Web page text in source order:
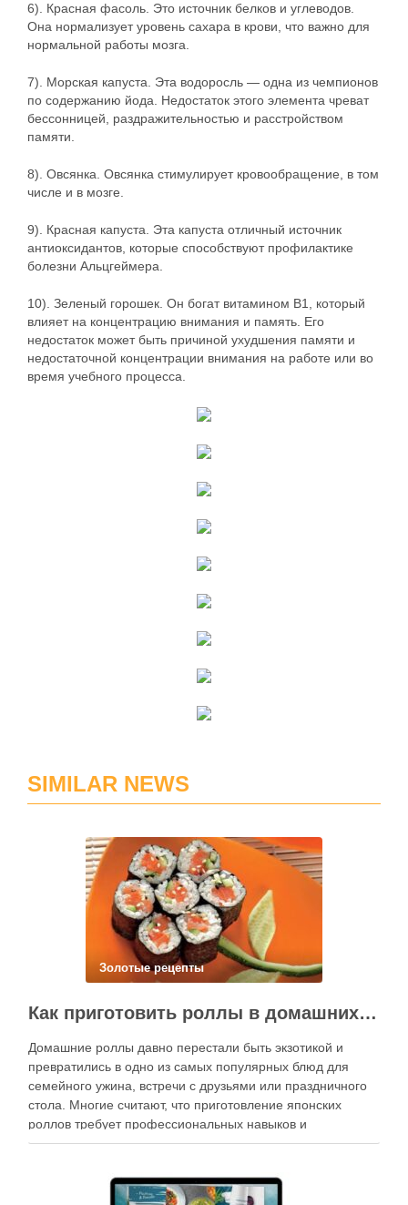
6). Красная фасоль. Это источник белков и углеводов.
Она нормализует уровень сахара в крови, что важно для
нормальной работы мозга.
7). Морская капуста. Эта водоросль — одна из чемпионов
по содержанию йода. Недостаток этого элемента чреват
бессонницей, раздражительностью и расстройством
памяти.
8). Овсянка. Овсянка стимулирует кровообращение, в том
числе и в мозге.
9). Красная капуста. Эта капуста отличный источник
антиоксидантов, которые способствуют профилактике
болезни Альцгеймера.
10). Зеленый горошек. Он богат витамином B1, который
влияет на концентрацию внимания и память. Его
недостаток может быть причиной ухудшения памяти и
недостаточной концентрации внимания на работе или во
время учебного процесса.
SIMILAR NEWS
Золотые рецепты
Как приготовить роллы в домашних условиях?
Домашние роллы давно перестали быть экзотикой и
превратились в одно из самых популярных блюд для
семейного ужина, встречи с друзьями или праздничного
стола. Многие считают, что приготовление японских
роллов требует профессиональных навыков и
специального оборудования, однако на практике сделать
кухне. Главное — …